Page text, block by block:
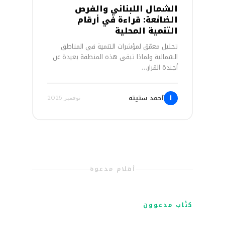
الشمال اللبناني والفرص
الضائعة: قراءة في أرقام
التنمية المحلية
تحليل معمّق لمؤشرات التنمية في المناطق
الشمالية ولماذا تبقى هذه المنطقة بعيدة عن
أجندة القرار…
أ أحمد ستيته نوفمبر 2025
أقلام مدعوة
كتّاب مدعوون